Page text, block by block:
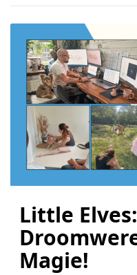
Little
Magie!